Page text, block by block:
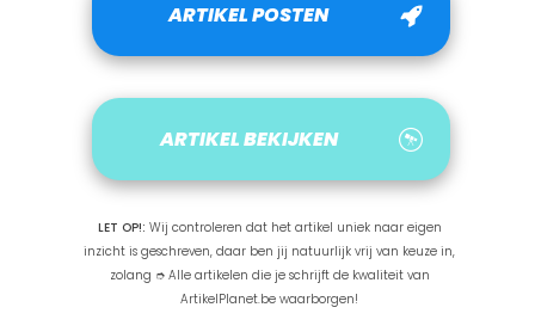
ARTIKEL POSTEN
ARTIKEL BEKIJKEN
LET OP!: Wij controleren dat het artikel uniek naar eigen
inzicht is geschreven, daar ben jij natuurlijk vrij van keuze in,
zolang ➮ Alle artikelen die je schrijft de kwaliteit van
ArtikelPlanet.be waarborgen!